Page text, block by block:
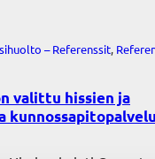
– Referenssit,
valittu hissien ja